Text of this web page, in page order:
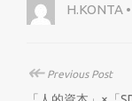
H.KONTA
↞Previous Post